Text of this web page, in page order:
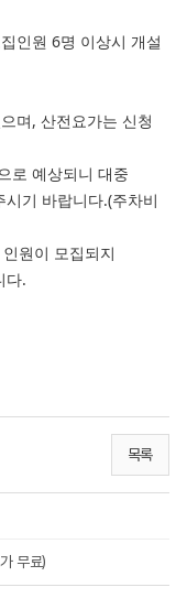
인원 6명 이상시 개설
며, 산전요가는 신청
로 예상되니 대중
기 바랍니다.(주차비
원이 모집되지
다.
목록
무료)